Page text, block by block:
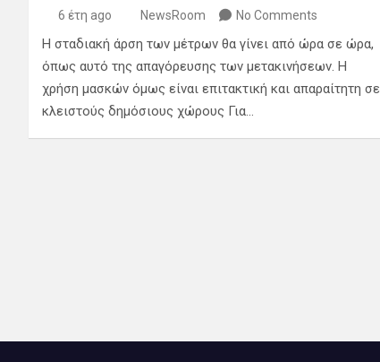
6 έτη ago NewsRoom No Comments
Η σταδιακή άρση των μέτρων θα γίνει από ώρα σε ώρα,
όπως αυτό της απαγόρευσης των μετακινήσεων. Η
χρήση μασκών όμως είναι επιτακτική και απαραίτητη σε
κλειστούς δημόσιους χώρους Για…